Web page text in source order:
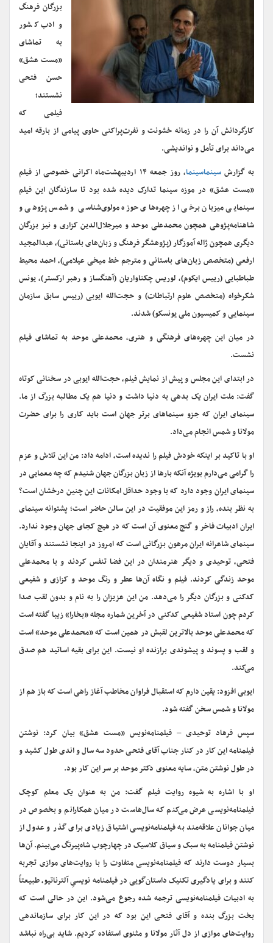
بزرگان فرهنگ
و ادب کشور
به تماشای
«مست عشق»
حسن فتحی
نشستند؛
فیلمی که
کارگردانش آن را در زمانه خشونت و نفرت‌پراکنی حاوی پیامی از بارقه امید
می‌داند برای تأمل و نواندیشی.
به گزارشسینماسینما
، روز جمعه ۱۴ اردیبهشت‌ماه اکرانی خصوصی از فیلم
«مست عشق» در موزه سینما تدارک دیده شده بود تا سازندگان این فیلم
سینمایی میزبان برخی از چهره‌های حوزه مولوی‌شناسی و شمس پژوهی و
شاهنامه‌پژوهی همچون محمدعلی موحد و میرجلال‌الدین کزاری و نیز بزرگان
دیگری همچون ژاله آموزگار (پژوهشگر فرهنگ و زبان‌های باستانی)، عبدالمجید
ارفعی (متخصص زبان‌های باستانی و مترجم خط میخی عیلامی)، احمد محیط
طباطبایی (رییس ایکوم)، لوریس چکناواریان (آهنگساز و رهبر ارکستر)، یونس
شکرخواه (متخصص علوم ارتباطات) و حجت‌الله ایوبی (رییس سابق سازمان
سینمایی و کمیسیون ملی یونسکو) شدند.
در میان این چهره‌های فرهنگی و هنری، محمدعلی موحد به تماشای فیلم
نشست.
در ابتدای این مجلس و پیش از نمایش فیلم، حجت‌الله ایوبی در سخنانی کوتاه
گفت: ملت ایران یک بدهی به دنیا داشت و دنیا هم یک مطالبه بزرگ از ما.
سینمای ایران که جزو سینماهای برتر جهان است باید کاری را برای حضرت
مولانا و شمس انجام می‌داد.
او با تاکید بر اینکه خودش فیلم را ندیده است، ادامه داد:‌ من این تلاش و عزم
را گرامی می‌دارم بویژه آنکه بارها از زبان بزرگان جهان شنیدم که چه معمایی در
سینمای ایران وجود دارد که با وجود حداقل امکانات این چنین درخشان است؟
به نظر بنده، راز و رمز این موفقیت در این سالن حاضر است؛ پشتوانه سینمای
ایران ادبیات فاخر و گنج معنوی آن است که در هیچ کجای جهان وجود ندارد.
سینمای شاعرانه ایران مرهون بزرگانی است که امروز در اینجا نشستند و آقایان
فتحی، توحیدی و دیگر هنرمندان در این فضا تنفس کردند و با محمدعلی
موحد زندگی کردند. فیلم و نگاه آن‌ها عطر و رنگ موحد و کزازی و شفیعی
کدکنی و بزرگان دیگر را می‌دهد. من این عزیزان را به نام و بدون لقب صدا
کردم چون استاد شفیعی کدکنی در آخرین شماره مجله «بخارا» زیبا گفته است
که محمدعلی موحد بالاترین لقبش در همین است که «محمدعلی موحد» است
و لقب و پسوند و پیشوندی برازنده او نیست. این برای بقیه اساتید هم صدق
می‌کند.
ایوبی افزود: یقین دارم که استقبال فراوان مخاطب آغاز راهی است که باز هم از
مولانا و شمس سخن گفته شود.
سپس فرهاد توحیدی – فیلمنامه‌نویس «مست عشق» بیان کرد: نوشتن
فیلمنامه این کار در کنار جناب آقای فتحی حدود سه سال و اندی طول کشید و
در طول نوشتن متن، سایه معنوی دکتر موحد بر سر این کار بود.
او با اشاره به شیوه روایت فیلم گفت:‌ من به عنوان یک معلم کوچک
فیلمنامه‌نویسی عرض می‌کنم که سال‌هاست در میان همکارانم و بخصوص در
میان جوانان علاقه‌مند به فیلمنامه‌نویسی اشتیاق زیادی برای گذر و عدول از
نوشتن فیلمنامه به سبک و سیاق کلاسیک در چهارچوب شاه‌پیرنگ می‌بینم. آن‌ها
بسیار دوست دارند که فیلمنامه‌نویسی متفاوت را با روایت‌های موازی تجربه
کنند و برای یادگیری تکنیک داستان‌گویی در فیلمنامه نویسیِ آلترناتیو، طبیعتاً
به ادبیات فیلمنامه‌نویسی ترجمه شده رجوع می‌شود. این در حالی‌ است که
بخت بزرگ بنده و آقای فتحی این بود که در این کار برای سازماندهی
روایت‌های موازی از دل آثار مولانا و مثنوی استفاده کردیم. شاید بی‌راه نباشد